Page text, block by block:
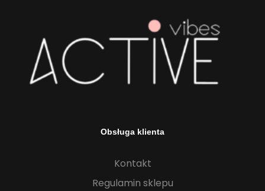
Obsługa klienta
Kontakt
Regulamin sklepu